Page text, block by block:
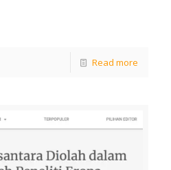
Read more